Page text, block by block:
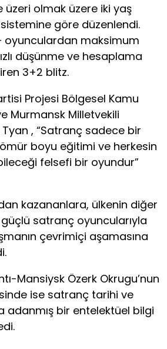
üzeri olmak üzere iki yaş
göre düzenlendi.
oyunculardan maksimum
düşünme ve hesaplama
3+2 blitz.
Projesi Bölgesel Kamu
Murmansk Milletvekili
Tyan , “Satranç sadece bir
boyu eğitimi ve herkesin
felsefi bir oyundur”
kazananlara, ülkenin diğer
satranç oyuncularıyla
çevrimiçi aşamasına
Mansiysk Özerk Okrugu’nun
ise satranç tarihi ve
adanmış bir entelektüel bilgi